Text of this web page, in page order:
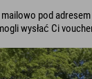
pod
wysłać Ci